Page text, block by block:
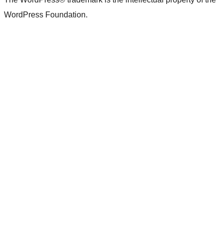
WordPress Foundation.